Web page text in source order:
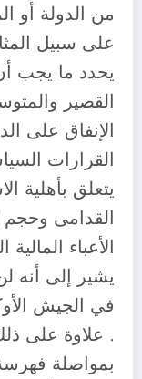
من الدولة أو
على سبيل
يحدد ما يجب
القصير
الإنفاق على
القرارات
يتعلق بأهلية
القدامى وحجم
الأعباء
يشير إلى أنه
في الجيش
. علاوة على
بمواصلة